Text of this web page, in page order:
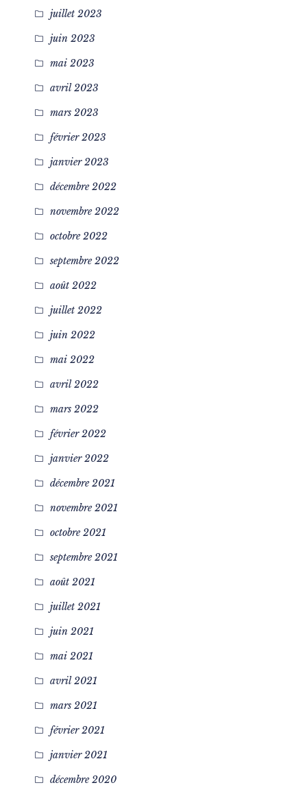
juillet 2023
juin 2023
mai 2023
avril 2023
mars 2023
février 2023
janvier 2023
décembre 2022
novembre 2022
octobre 2022
septembre 2022
août 2022
juillet 2022
juin 2022
mai 2022
avril 2022
mars 2022
février 2022
janvier 2022
décembre 2021
novembre 2021
octobre 2021
septembre 2021
août 2021
juillet 2021
juin 2021
mai 2021
avril 2021
mars 2021
février 2021
janvier 2021
décembre 2020